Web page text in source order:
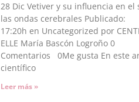
28 Dic Vetiver y su influencia en el
las ondas cerebrales Publicado:
17:20h en Uncategorized por
ELLE María Bascón Logroño 0
Comentarios 0Me gusta En este
científico
Leer más »